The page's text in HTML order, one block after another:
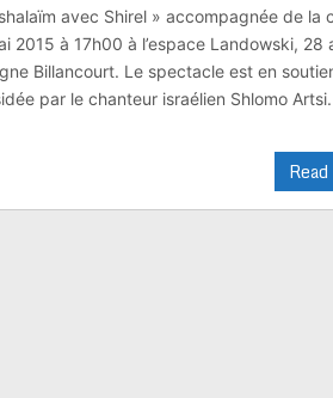
avec Shirel » accompagnée de la
2015 à 17h00 à l’espace Landowski, 28
Billancourt. Le spectacle est en
par le chanteur israélien Shlomo